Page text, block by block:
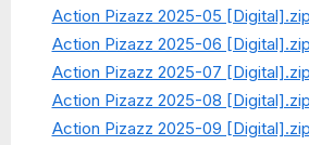
Action Pizazz 2025-05
Action Pizazz 2025-06
Action Pizazz 2025-07 [Digital].zip
Action Pizazz 2025-08 [Digital].zip
Action Pizazz 2025-09